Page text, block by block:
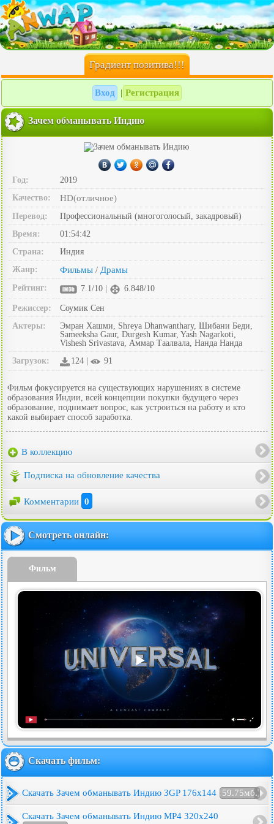
Градиент позитива!!!
Вход Регистрация
Зачем обманывать Индию
Год:
2019
Качество:
HD(отличное)
Перевод:
Профессиональный (многоголосый, закадровый)
Время:
01:54:42
Страна:
Индия
Жанр:
Фильмы / Драмы
Рейтинг: 7.1/10 | 6.848/10
Режиссер:
Соумик Сен
Актеры:
Эмран Хашми, Shreya Dhanwanthary, Шибани Беди,
Sameeksha Gaur, Durgesh Kumar, Yash Nagarkoti,
Vishesh Srivastava, Аммар Таалвала, Нанда Нанда
Загрузок:
124 | 91
Фильм фокусируется на существующих нарушениях в системе
образования Индии, всей концепции покупки будущего через
образование, поднимает вопрос, как устроиться на работу и кто
какой выбирает способ заработка.
В коллекцию
Подписка на обновление качества
Комментарии 0
Смотреть онлайн:
Фильм
Скачать фильм:
Скачать Зачем обманывать Индию 3GP 176x144 59.75мб.
Скачать Зачем обманывать Индию MP4 320x240